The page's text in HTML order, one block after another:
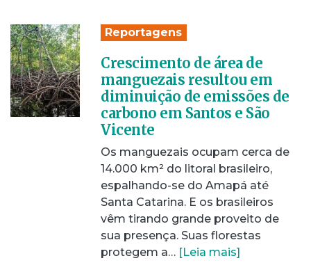
Reportagens
Crescimento de área de
manguezais resultou em
diminuição de emissões de
carbono em Santos e São
Vicente
Os manguezais ocupam cerca de
14.000 km² do litoral brasileiro,
espalhando-se do Amapá até
Santa Catarina. E os brasileiros
vêm tirando grande proveito de
sua presença. Suas florestas
protegem a… [Leia mais]